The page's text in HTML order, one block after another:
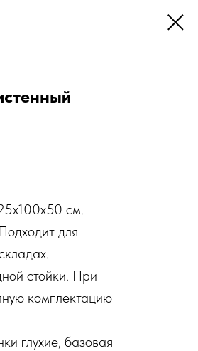
см.
для
стойки. При
комплектацию
глухие, базовая